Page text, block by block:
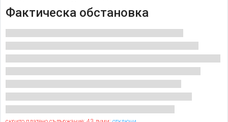
Фактическа обстановка